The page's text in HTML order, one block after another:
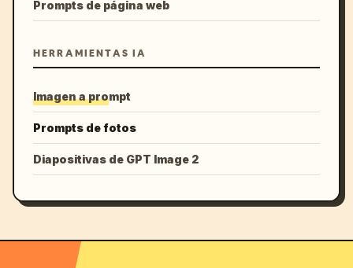
Prompts de página web
HERRAMIENTAS IA
Imagen a prompt
Prompts de fotos
Diapositivas de GPT Image 2